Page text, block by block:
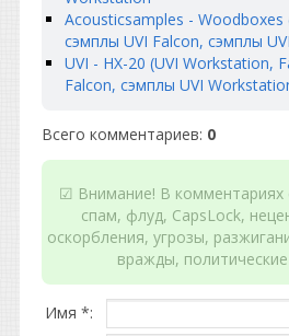
Acousticsamples - Woodboxes
сэмплы UVI Falcon, сэмплы
UVI - HX-20 (UVI Workstation,
Falcon, сэмплы UVI
Всего комментариев: 0
☑ Внимание! В комментариях
спам, флуд, CapsLock,
оскорбления, угрозы,
вражды,
Имя *: